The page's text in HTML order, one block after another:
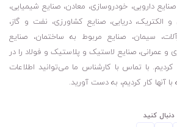
با شماره‌هایی که در سایت قرار دادیم، تماس
و گریس، حتما در فضای خشک، بدون رطوبت و
معنی که در کارگاه در معرض باد و باران نباشد
دارویی، خودروسازی، معادن، صنایع شیمیایی،
الکتریک، دریایی، صنایع کشاورزی، نفت و گاز،
سیمان، صنایع مربوط به ساختمان، صنایع
و عمرانی، صنایع لاستیک و پلاستیک و فولاد را در
کردیم. با تماس با کارشناس ما می‌توانید اطلاعات
آنها کار کردیم، به دست آورید.
کنید